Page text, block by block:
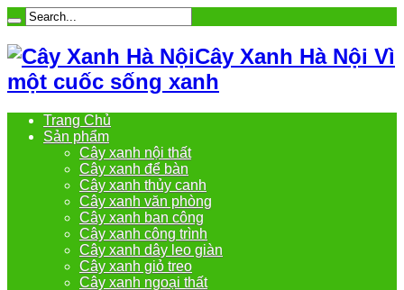
Cây Xanh Hà Nội Vì
một cuốc sống xanh
Trang Chủ
Sản phẩm
Cây xanh nội thất
Cây xanh để bàn
Cây xanh thủy canh
Cây xanh văn phòng
Cây xanh ban công
Cây xanh công trình
Cây xanh dây leo giàn
Cây xanh giỏ treo
Cây xanh ngoại thất